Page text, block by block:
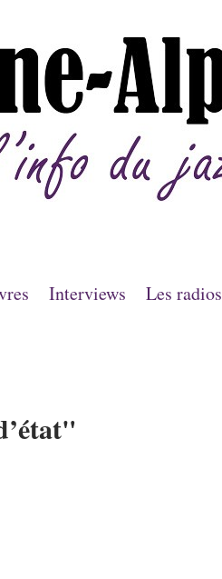
Interviews Les radios